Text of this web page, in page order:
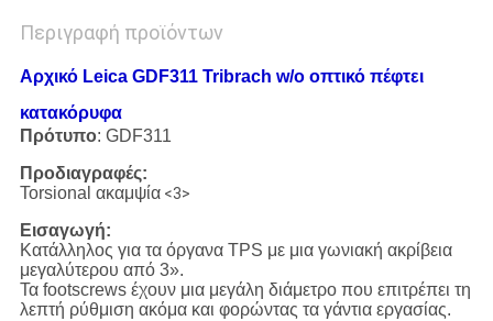
Περιγραφή προϊόντων
Αρχικό Leica GDF311 Tribrach w/o οπτικό πέφτει
κατακόρυφα
Πρότυπο: GDF311
Προδιαγραφές:
Torsional ακαμψία<3>
Εισαγωγή:
Κατάλληλος για τα όργανα TPS με μια γωνιακή ακρίβεια
μεγαλύτερου από 3».
Τα footscrews έχουν μια μεγάλη διάμετρο που επιτρέπει τη
λεπτή ρύθμιση ακόμα και φορώντας τα γάντια εργασίας.